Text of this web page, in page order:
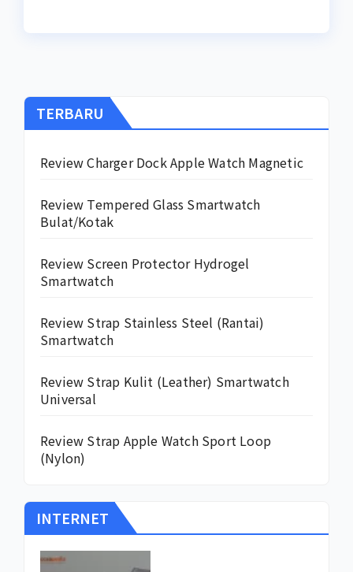
TERBARU
Review Charger Dock Apple Watch Magnetic
Review Tempered Glass Smartwatch
Bulat/Kotak
Review Screen Protector Hydrogel
Smartwatch
Review Strap Stainless Steel (Rantai)
Smartwatch
Review Strap Kulit (Leather) Smartwatch
Universal
Review Strap Apple Watch Sport Loop
(Nylon)
INTERNET